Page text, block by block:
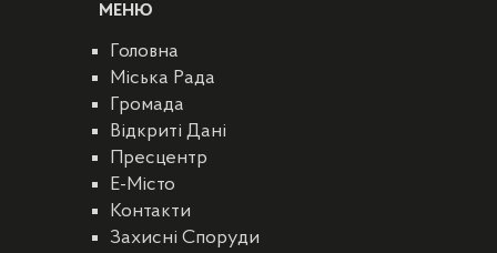
МЕНЮ
Головна
Міська Рада
Громада
Відкриті Дані
Пресцентр
E-Місто
Контакти
Захисні Споруди